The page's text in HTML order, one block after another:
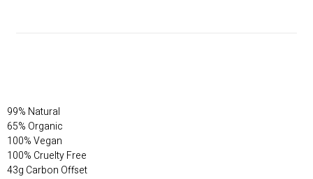
99% Natural
65% Organic
100% Vegan
100% Cruelty Free
43g Carbon Offset